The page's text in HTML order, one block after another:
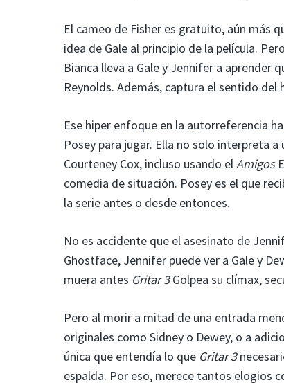
El cameo de Fisher es gratuito, aún más
idea de Gale al principio de la película.
Bianca lleva a Gale y Jennifer a aprender
Reynolds. Además, captura el sentido
Ese hiper enfoque en la autorreferencia
Posey para jugar. Ella no solo interpreta
Courteney Cox, incluso usando elAmigos
comedia de situación. Posey es el que
la serie antes o desde entonces.
No es accidente que el asesinato de
Ghostface, Jennifer puede ver a Gale y
muera antes Gritar 3Golpea su clímax,
Pero al morir a mitad de una entrada
originales como Sidney o Dewey, o a
única que entendía lo que Gritar 3
espalda. Por eso, merece tantos elogios